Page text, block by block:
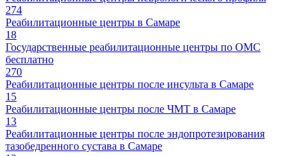
274
Реабилитационные центры в Самаре
18
Государственные реабилитационные центры по ОМС
бесплатно
270
Реабилитационные центры после инсульта в Самаре
15
Реабилитационные центры после ЧМТ в Самаре
13
Реабилитационные центры после эндопротезирования
тазобедренного сустава в Самаре